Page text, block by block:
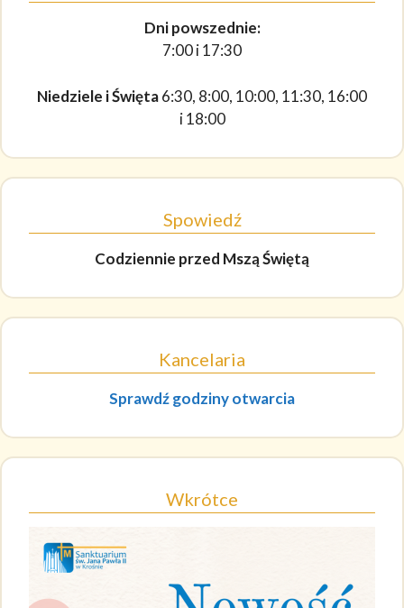
Dni powszednie:
7:00 i 17:30
Niedziele i Święta6:30, 8:00, 10:00, 11:30, 16:00
i 18:00
Spowiedź
Codziennie przed Mszą Świętą
Kancelaria
Sprawdź godziny otwarcia
Wkrótce